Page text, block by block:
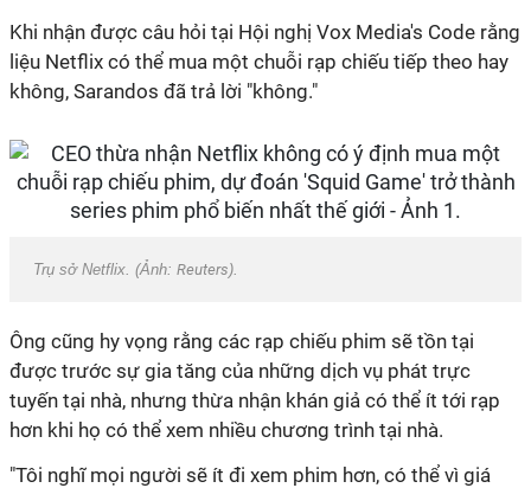
Khi nhận được câu hỏi tại Hội nghị Vox Media's Code rằng
liệu Netflix có thể mua một chuỗi rạp chiếu tiếp theo hay
không, Sarandos đã trả lời "không."
Trụ sở Netflix. (Ảnh: Reuters).
Ông cũng hy vọng rằng các rạp chiếu phim sẽ tồn tại
được trước sự gia tăng của những dịch vụ phát trực
tuyến tại nhà, nhưng thừa nhận khán giả có thể ít tới rạp
hơn khi họ có thể xem nhiều chương trình tại nhà.
"Tôi nghĩ mọi người sẽ ít đi xem phim hơn, có thể vì giá